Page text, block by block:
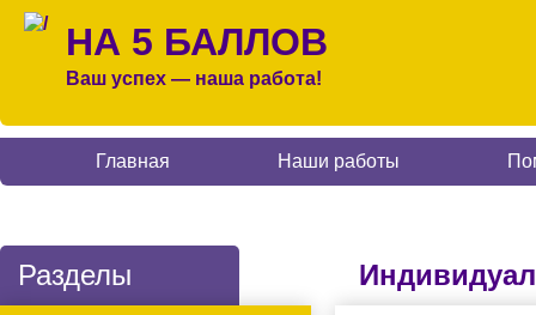
НА 5 БАЛЛОВ
Ваш успех — наша работа!
Главная Наши работы
Разделы